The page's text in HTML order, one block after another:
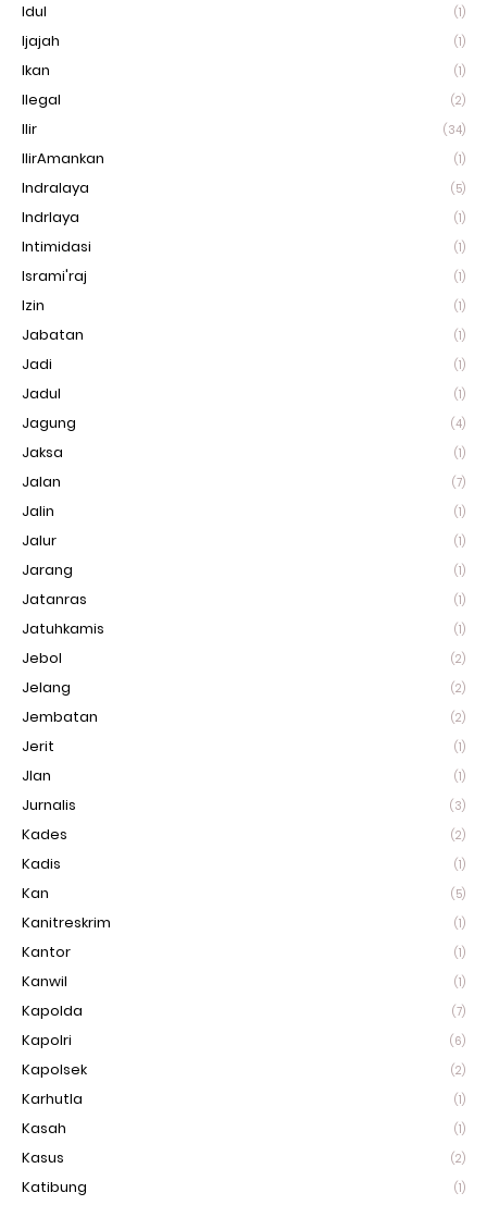
Idul (1)
Ijajah (1)
Ikan (1)
Ilegal (2)
Ilir (34)
IlirAmankan (1)
Indralaya (5)
Indrlaya (1)
Intimidasi (1)
Isrami'raj (1)
Izin (1)
Jabatan (1)
Jadi (1)
Jadul (1)
Jagung (4)
Jaksa (1)
Jalan (7)
Jalin (1)
Jalur (1)
Jarang (1)
Jatanras (1)
Jatuhkamis (1)
Jebol (2)
Jelang (2)
Jembatan (2)
Jerit (1)
Jlan (1)
Jurnalis (3)
Kades (2)
Kadis (1)
Kan (5)
Kanitreskrim (1)
Kantor (1)
Kanwil (1)
Kapolda (7)
Kapolri (6)
Kapolsek (2)
Karhutla (1)
Kasah (1)
Kasus (2)
Katibung (1)